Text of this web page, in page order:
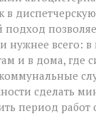
в
подход
нужнее всего:
и в дома, где
сделать
период